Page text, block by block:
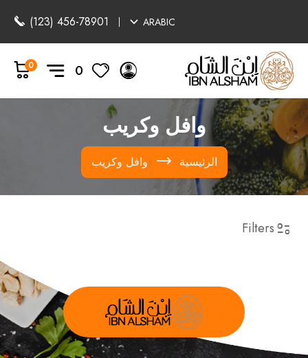
ARABIC
(123) 456-78901
0
0
وافل وكريب
الرئيسية وافل وكريب
Filters